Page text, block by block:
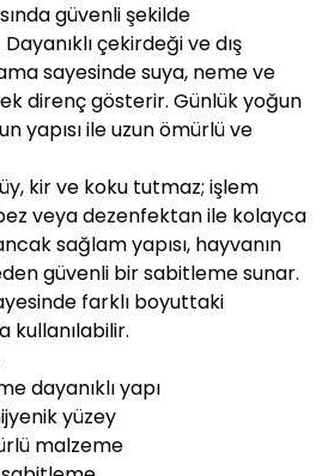
güvenli şekilde
çekirdeği ve dış
sayesinde suya, neme ve
direnç gösterir. Günlük yoğun
yapısı ile uzun ömürlü ve
kir ve koku tutmaz; işlem
veya dezenfektan ile kolayca
sağlam yapısı, hayvanın
güvenli bir sabitleme sunar.
farklı boyuttaki
kullanılabilir.
dayanıklı yapı
yüzey
malzeme